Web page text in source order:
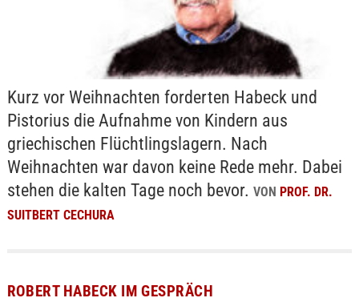
Kurz vor Weihnachten forderten Habeck und
Pistorius die Aufnahme von Kindern aus
griechischen Flüchtlingslagern. Nach
Weihnachten war davon keine Rede mehr. Dabei
stehen die kalten Tage noch bevor. VON PROF. DR.
SUITBERT CECHURA
ROBERT HABECK IM GESPRÄCH